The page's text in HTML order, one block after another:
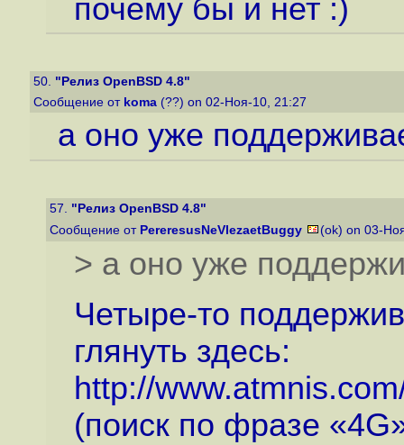
почему бы и нет :)
50. "Релиз OpenBSD 4.8"
Сообщение от koma (??) on 02-Ноя-10, 21:27
а оно уже
57. "Релиз OpenBSD 4.8"
Сообщение от PereresusNeVlezaetBuggy (ok) on 03-
> а оно уже
Четыре-то
глянуть здесь:
http://
(поиск по фразе